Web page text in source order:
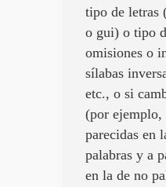
tipo de letras
o gui) o tipo
omisiones o
sílabas
etc., o si
(por ejemplo,
parecidas en
palabras y a
en la de no